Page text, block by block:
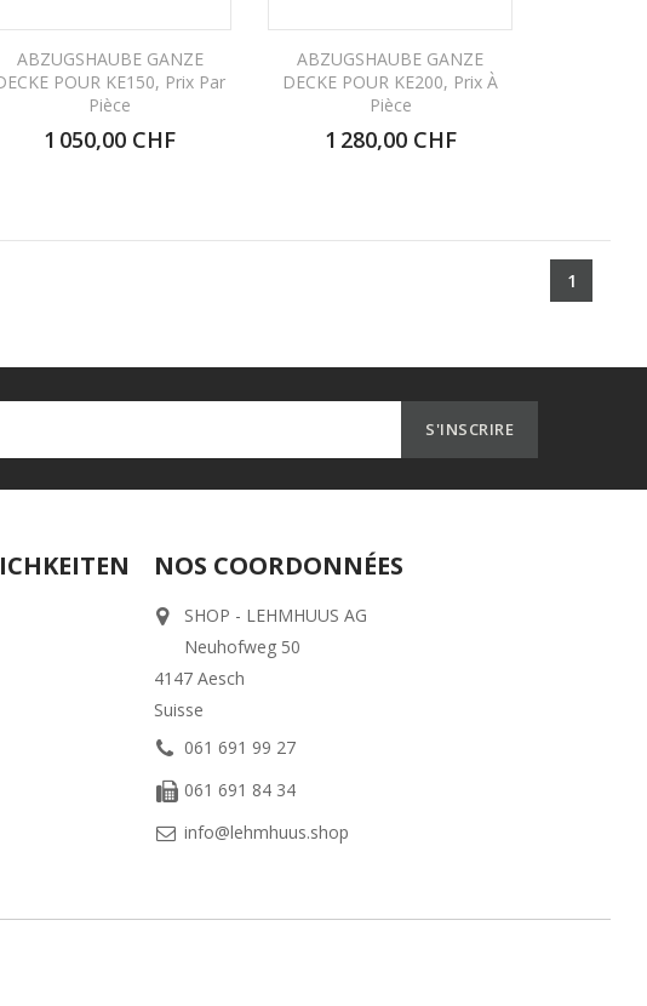
ABZUGSHAUBE GANZE
POUR KE150, Prix Par
Pièce
1 050,00 CHF
ABZUGSHAUBE GANZE
DECKE POUR KE200, Prix À
Pièce
1 280,00 CHF
1
NOS COORDONNÉES
SHOP - LEHMHUUS AG
Neuhofweg 50
4147 Aesch
Suisse
061 691 99 27
061 691 84 34
info@lehmhuus.shop